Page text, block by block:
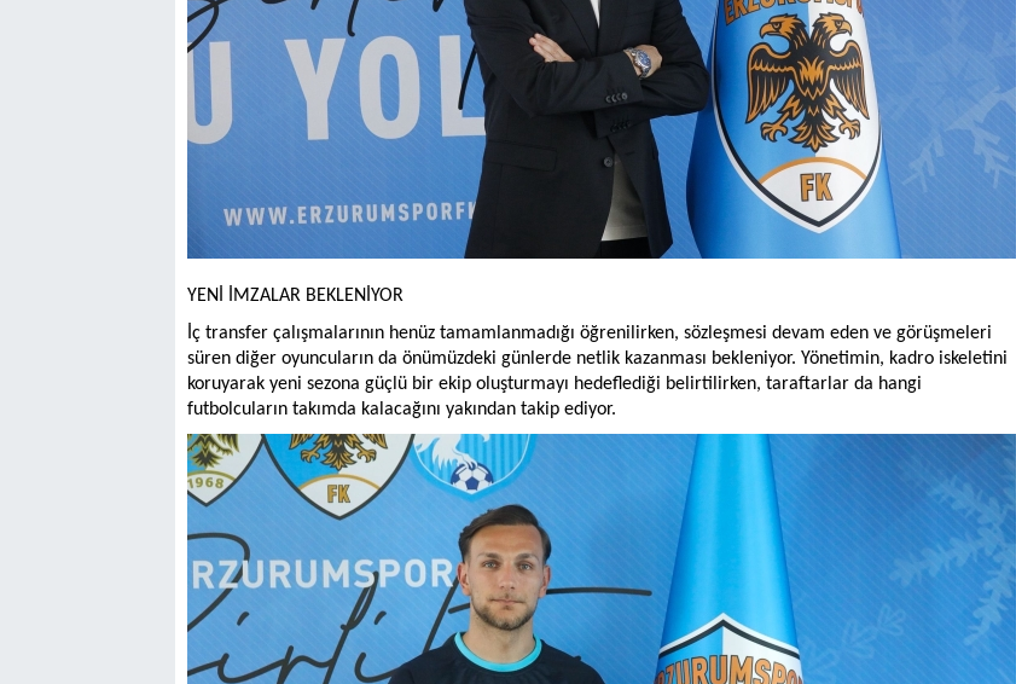
YENİ İMZALAR BEKLENİYOR
İç transfer çalışmalarının henüz tamamlanmadığı öğrenilirken, sözleşmesi devam eden ve görüşmeleri
süren diğer oyuncuların da önümüzdeki günlerde netlik kazanması bekleniyor. Yönetimin, kadro iskeletini
koruyarak yeni sezona güçlü bir ekip oluşturmayı hedeflediği belirtilirken, taraftarlar da hangi
futbolcuların takımda kalacağını yakından takip ediyor.